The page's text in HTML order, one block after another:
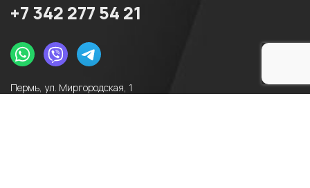
+7 342 277 54 21
Пермь, ул. Миргородская, 1